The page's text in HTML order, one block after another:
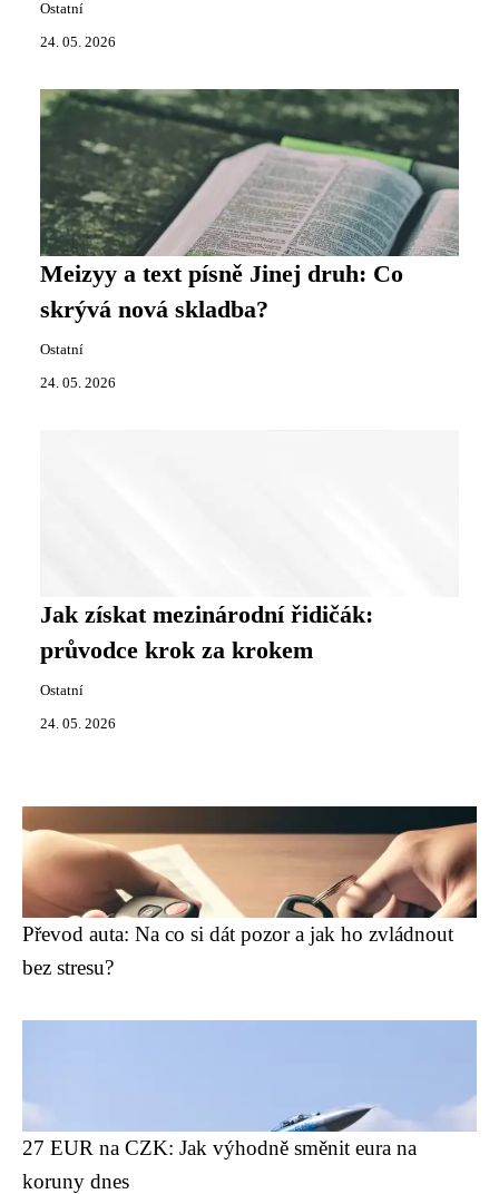
Ostatní
24. 05. 2026
Meizyy a text písně Jinej druh: Co
skrývá nová skladba?
Ostatní
24. 05. 2026
Jak získat mezinárodní řidičák:
průvodce krok za krokem
Ostatní
24. 05. 2026
Převod auta: Na co si dát pozor a jak ho zvládnout
bez stresu?
27 EUR na CZK: Jak výhodně směnit eura na
koruny dnes